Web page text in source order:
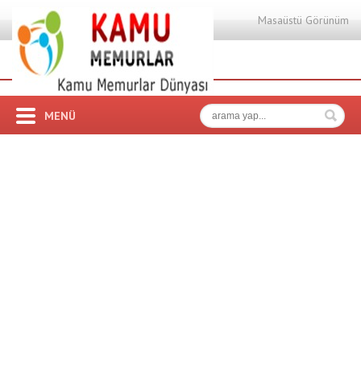
Masaüstü Görünüm
MENÜ